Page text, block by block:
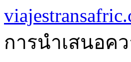
การนำเสนอค